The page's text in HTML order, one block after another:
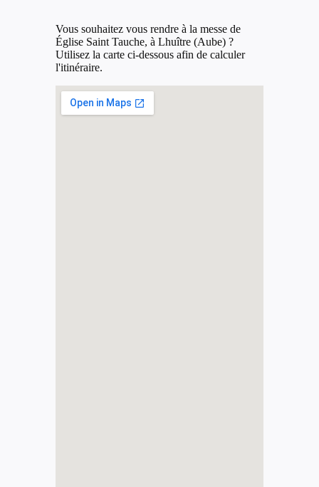
Vous souhaitez vous rendre à la messe de
Église Saint Tauche, à Lhuître (Aube) ?
Utilisez la carte ci-dessous afin de calculer
l'itinéraire.